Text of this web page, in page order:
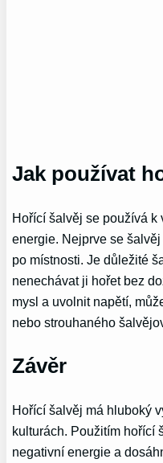
Jak používat
Hořící šalvěj se používá k
energie. Nejprve se
po místnosti. Je důležité
nenechávat ji hořet bez
mysl a uvolnit napětí,
nebo strouhaného
Závěr
Hořící šalvěj má hluboký
kulturách. Použitím hořící
negativní energie a